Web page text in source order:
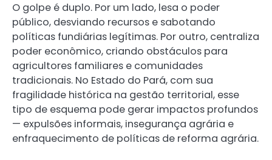
O golpe é duplo. Por um lado, lesa o poder
público, desviando recursos e sabotando
políticas fundiárias legítimas. Por outro, centraliza
poder econômico, criando obstáculos para
agricultores familiares e comunidades
tradicionais. No Estado do Pará, com sua
fragilidade histórica na gestão territorial, esse
tipo de esquema pode gerar impactos profundos
— expulsões informais, insegurança agrária e
enfraquecimento de políticas de reforma agrária.